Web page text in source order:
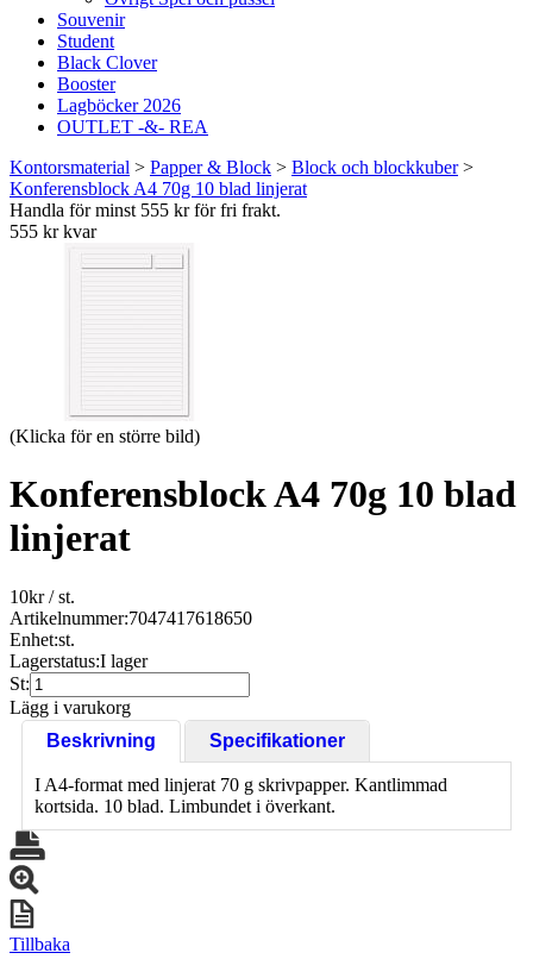
Souvenir
Student
Black Clover
Booster
Lagböcker 2026
OUTLET -&- REA
Kontorsmaterial > Papper & Block > Block och blockkuber>
Konferensblock A4 70g 10 blad linjerat
Handla för minst 555 kr för fri frakt.
555 kr kvar
(Klicka för en större bild)
Konferensblock A4 70g 10 blad
linjerat
10kr/ st.
Artikelnummer:7047417618650
Enhet:st.
Lagerstatus:I lager
St:
Lägg i varukorg
Beskrivning
Specifikationer
I A4-format med linjerat 70 g skrivpapper. Kantlimmad
kortsida. 10 blad. Limbundet i överkant.
Tillbaka